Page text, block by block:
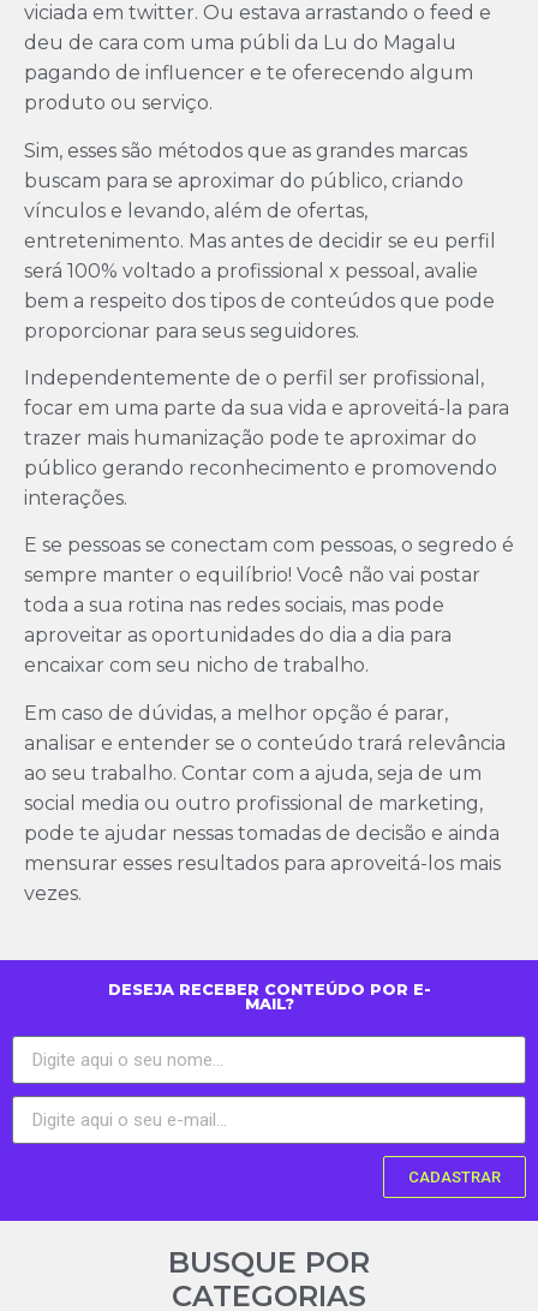
viciada em twitter. Ou estava arrastando o feed e
deu de cara com uma públi da Lu do Magalu
pagando de influencer e te oferecendo algum
produto ou serviço.
Sim, esses são métodos que as grandes marcas
buscam para se aproximar do público, criando
vínculos e levando, além de ofertas,
entretenimento. Mas antes de decidir se eu perfil
será 100% voltado a profissional x pessoal, avalie
bem a respeito dos tipos de conteúdos que pode
proporcionar para seus seguidores.
Independentemente de o perfil ser profissional,
focar em uma parte da sua vida e aproveitá-la para
trazer mais humanização pode te aproximar do
público gerando reconhecimento e promovendo
interações.
E se pessoas se conectam com pessoas, o segredo é
sempre manter o equilíbrio! Você não vai postar
toda a sua rotina nas redes sociais, mas pode
aproveitar as oportunidades do dia a dia para
encaixar com seu nicho de trabalho.
Em caso de dúvidas, a melhor opção é parar,
analisar e entender se o conteúdo trará relevância
ao seu trabalho. Contar com a ajuda, seja de um
social media ou outro profissional de marketing,
pode te ajudar nessas tomadas de decisão e ainda
mensurar esses resultados para aproveitá-los mais
vezes.
DESEJA RECEBER CONTEÚDO POR E-
MAIL?
CADASTRAR
BUSQUE POR
CATEGORIAS